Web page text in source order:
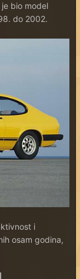
bio model
do 2002.
i
osam godina,